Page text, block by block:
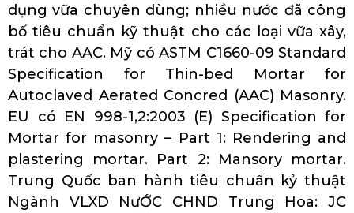
dụng vữa chuyên dùng; nhiều nước đã công
bố tiêu chuẩn kỹ thuật cho các loại vữa xây,
trát cho AAC. Mỹ có ASTM C1660-09 Standard
Specification for Thin-bed Mortar for
Autoclaved Aerated Concred (AAC) Masonry.
EU có EN 998-1,2:2003 (E) Specification for
Mortar for masonry – Part 1: Rendering and
plastering mortar. Part 2: Mansory mortar.
Trung Quốc ban hành tiêu chuẩn kỷ thuật
Ngành VLXD NưỚC CHND Trung Hoa: JC